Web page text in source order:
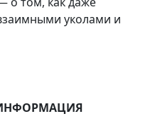
уколами и